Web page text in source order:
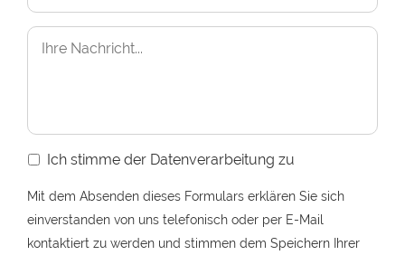
Ich stimme der Datenverarbeitung zu
Mit dem Absenden dieses Formulars erklären Sie sich
einverstanden von uns telefonisch oder per E-Mail
kontaktiert zu werden und stimmen dem Speichern Ihrer